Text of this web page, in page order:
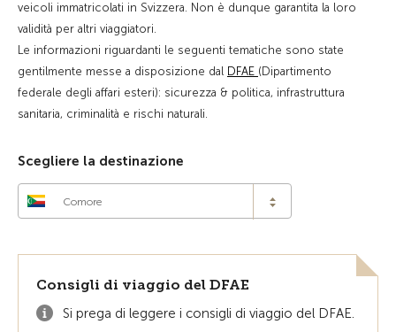
veicoli immatricolati in Svizzera. Non è dunque garantita la loro
validità per altri viaggiatori.
Le informazioni riguardanti le seguenti tematiche sono state
gentilmente messe a disposizione dal DFAE (Dipartimento
federale degli affari esteri): sicurezza & politica, infrastruttura
sanitaria, criminalità e rischi naturali.
Scegliere la destinazione
Comore
Consigli di viaggio del DFAE
Si prega di leggere i consigli di viaggio del DFAE.